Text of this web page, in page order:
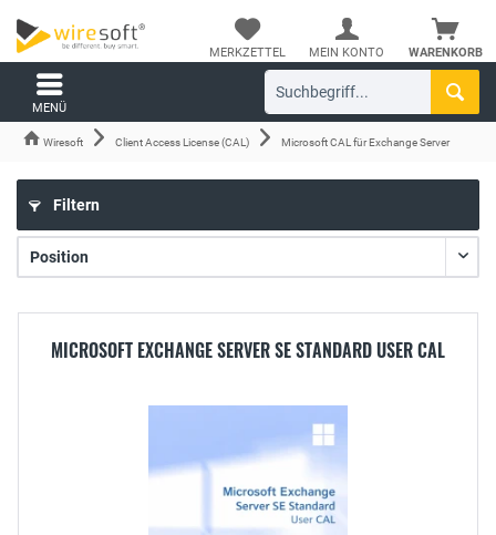
WARENKORB
MERKZETTEL MEIN KONTO
MENÜ
Wiresoft Client Access License (CAL) Microsoft CAL für Exchange Server
Filtern
MICROSOFT EXCHANGE SERVER SE STANDARD USER CAL